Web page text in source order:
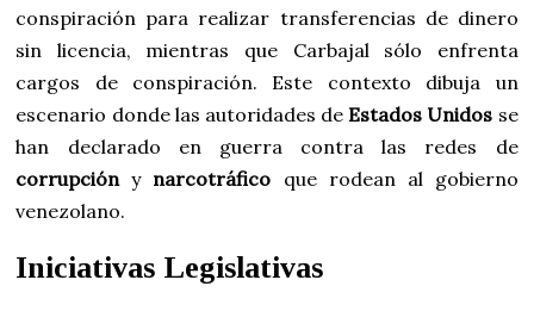
conspiración para realizar transferencias de dinero
sin licencia, mientras que Carbajal sólo enfrenta
cargos de conspiración. Este contexto dibuja un
escenario donde las autoridades deEstados Unidos se
han declarado en guerra contra las redes de
corrupcióny narcotráfico que rodean al gobierno
venezolano.
Iniciativas Legislativas